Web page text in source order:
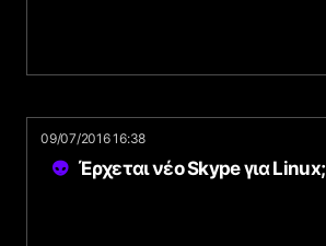
09/07/2016 16:38
Έρχεται νέο Skype για Linux;